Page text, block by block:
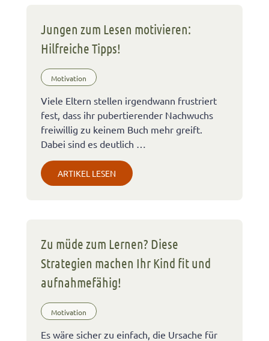
Jungen zum Lesen motivieren:
Hilfreiche Tipps!
Motivation
Viele Eltern stellen irgendwann frustriert
fest, dass ihr pubertierender Nachwuchs
freiwillig zu keinem Buch mehr greift.
Dabei sind es deutlich …
ARTIKEL LESEN
Zu müde zum Lernen? Diese
Strategien machen Ihr Kind fit und
aufnahmefähig!
Motivation
Es wäre sicher zu einfach, die Ursache für